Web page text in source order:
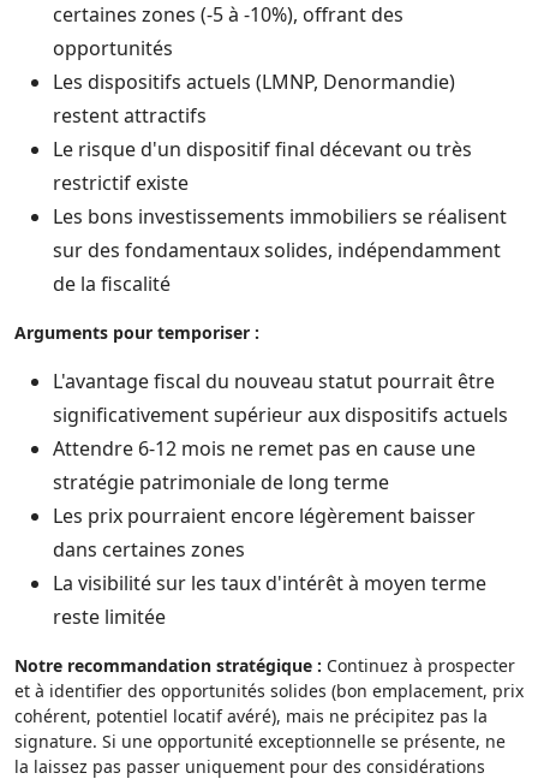
certaines zones (-5 à -10%), offrant des
opportunités
Les dispositifs actuels (LMNP, Denormandie)
restent attractifs
Le risque d'un dispositif final décevant ou très
restrictif existe
Les bons investissements immobiliers se réalisent
sur des fondamentaux solides, indépendamment
de la fiscalité
Arguments pour temporiser :
L'avantage fiscal du nouveau statut pourrait être
significativement supérieur aux dispositifs actuels
Attendre 6-12 mois ne remet pas en cause une
stratégie patrimoniale de long terme
Les prix pourraient encore légèrement baisser
dans certaines zones
La visibilité sur les taux d'intérêt à moyen terme
reste limitée
Notre recommandation stratégique : Continuez à prospecter
et à identifier des opportunités solides (bon emplacement, prix
cohérent, potentiel locatif avéré), mais ne précipitez pas la
signature. Si une opportunité exceptionnelle se présente, ne
la laissez pas passer uniquement pour des considérations